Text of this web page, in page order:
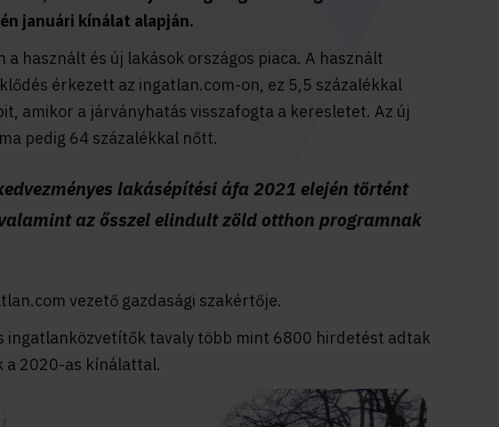
januári kínálat alapján.
használt és új lakások országos piaca. A használt
érkezett az ingatlan.com-on, ez 5,5 százalékkal
amikor a járványhatás visszafogta a keresletet. Az új
pedig 64 százalékkal nőtt.
lakásépítési áfa 2021 elején történt
az ősszel elindult zöld otthon programnak
vezető gazdasági szakértője.
ingatlanközvetítők tavaly több mint 6800 hirdetést adtak
a 2020-as kínálattal.